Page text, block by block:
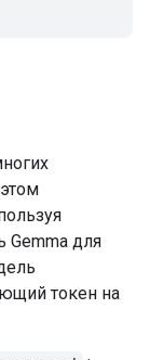
для
токен на